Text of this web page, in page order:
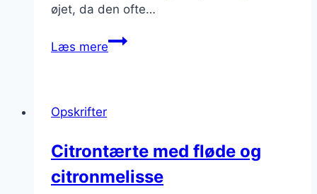
øjet, da den ofte…
Læs mereCitrontærte
Opskrifter
Citrontærte med fløde og
citronmelisse